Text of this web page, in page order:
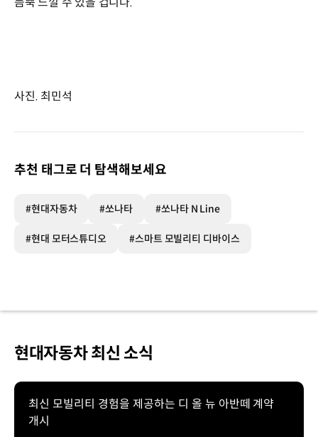
사진. 최민석
추천 태그로 더 탐색해보세요
#현대자동차 #쏘나타 #쏘나타 N Line
#현대 모터스튜디오 #스마트 모빌리티 디바이스
현대자동차 최신 소식
최신 모빌리티 경험을 제공하는 디 올 뉴 아반떼 계약
개시